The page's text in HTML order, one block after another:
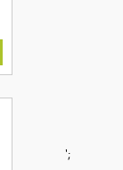
';